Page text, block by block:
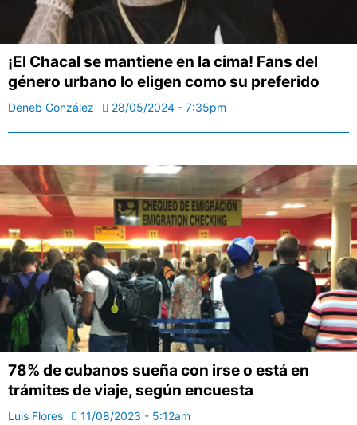
¡El Chacal se mantiene en la cima! Fans del
género urbano lo eligen como su preferido
Deneb González 28/05/2024 - 7:35pm
78% de cubanos sueña con irse o está en
trámites de viaje, según encuesta
Luis Flores 11/08/2023 - 5:12am